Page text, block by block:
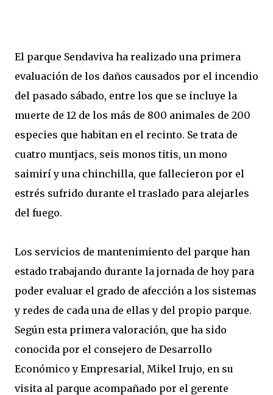
El parque Sendaviva ha realizado una primera
evaluación de los daños causados por el incendio
del pasado sábado, entre los que se incluye la
muerte de 12 de los más de 800 animales de 200
especies que habitan en el recinto. Se trata de
cuatro muntjacs, seis monos titis, un mono
saimirí y una chinchilla, que fallecieron por el
estrés sufrido durante el traslado para alejarles
del fuego.
Los servicios de mantenimiento del parque han
estado trabajando durante la jornada de hoy para
poder evaluar el grado de afección a los sistemas
y redes de cada una de ellas y del propio parque.
Según esta primera valoración, que ha sido
conocida por el consejero de Desarrollo
Económico y Empresarial, Mikel Irujo, en su
visita al parque acompañado por el gerente